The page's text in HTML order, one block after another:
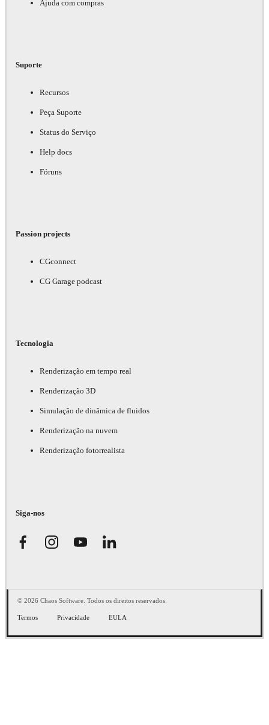
Ajuda com compras
Suporte
Recursos
Peça Suporte
Status do Serviço
Help docs
Fóruns
Passion projects
CGconnect
CG Garage podcast
Tecnologia
Renderização em tempo real
Renderização 3D
Simulação de dinâmica de fluidos
Renderização na nuvem
Renderização fotorrealista
Siga-nos
© 2026 Chaos Software. Todos os direitos reservados.
Termos Privacidade EULA